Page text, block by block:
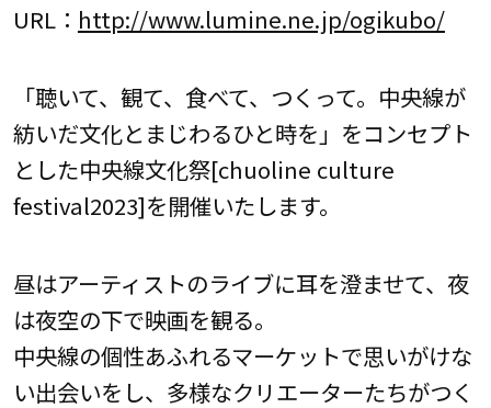
URL： http://www.lumine.ne.jp/ogikubo/
「聴いて、観て、食べて、つくって。中央線が
紡いだ文化とまじわるひと時を」をコンセプト
とした中央線文化祭[chuoline culture
festival2023]を開催いたします。
昼はアーティストのライブに耳を澄ませて、夜
は夜空の下で映画を観る。
中央線の個性あふれるマーケットで思いがけな
い出会いをし、多様なクリエーターたちがつく